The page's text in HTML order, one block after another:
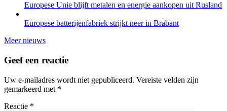
Europese Unie blijft metalen en energie aankopen uit Rusland
Europese batterijenfabriek strijkt neer in Brabant
Meer nieuws
Geef een reactie
Uw e-mailadres wordt niet gepubliceerd. Vereiste velden zijn
gemarkeerd met *
Reactie *